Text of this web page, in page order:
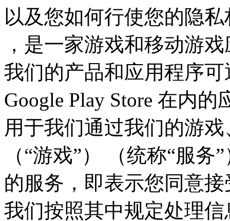
以及您如何行使您的隐私
，是一家游戏和移动游
我们的产品和应用程序可
Google Play Store 在内
用于我们通过我们的游
（“游戏”） （统称“服
的服务，即表示您同意
我们按照其中规定处理信